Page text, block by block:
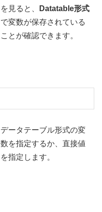
を見ると、
Datatable形式
で変数が保存されている
ことが確認できます。
データテーブル形式の変
数を指定するか、直接値
を指定します。